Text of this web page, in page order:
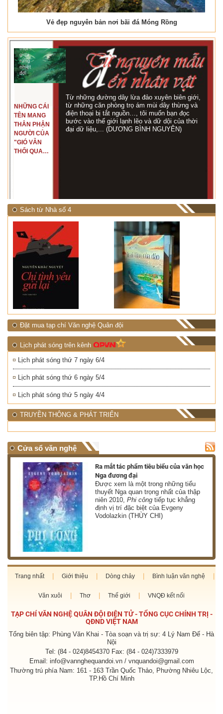
Vẻ đẹp nguyên bản nơi bãi đá Móng Rồng
NHỮNG CÁI
TÊN MANG
THÂN PHẬN
NGƯỜI CỦA
"GIÓ VẪN
THỔI QUA
Từ những đường dây lừa đảo xuyên biên giới,
từ những căn phòng trọ ám mùi dây thừng và
điện thoại bị tắt nguồn…, tôi muốn bạn đọc
bước vào thế giới lạnh lẽo và dữ dội của thời
đại dữ liệu,... (DƯƠNG BÌNH NGUYÊN)
Sách từ Nhà số 4
Đặt mua tạp chí Văn nghệ Quân đội
Lịch phát sóng trên kênh
Lịch phát sóng thứ 7 ngày 6/4
Lịch phát sóng thứ 6 ngày 5/4
Lịch phát sóng thứ 5 ngày 4/4
TRUYỀN THÔNG & PHÁT TRIỂN
Cửa sổ văn nghệ
Ra mắt tác phẩm tiêu biểu của văn học
Nga đương đại
Được xem là một trong những tiểu
thuyết Nga quan trọng nhất của thập
niên 2010,Phi công tiếp tục khẳng
định vị trí đặc biệt của Evgeny
Vodolazkin (THÙY CHI)
Trang nhất Giới thiệu Dòng chảy Bình luận văn nghệ
Văn xuôi Thơ Thế giới VNQĐ kết nối
TẠP CHÍ VĂN NGHỆ QUÂN ĐỘI ĐIỆN TỬ - TỔNG CỤC CHÍNH TRỊ -
QĐND VIỆT NAM
Tổng biên tập: Phùng Văn Khai - Tòa soạn và trị sự: 4 Lý Nam Đế - Hà
Nội
Tel: (84 - 024)8454370 Fax: (84 - 024)7333979
Email: info@vannghequandoi.vn / vnquandoi@gmail.com
Thường trú phía Nam: 161 - 163 Trần Quốc Thảo, Phường Nhiêu Lộc,
TP.Hồ Chí Minh